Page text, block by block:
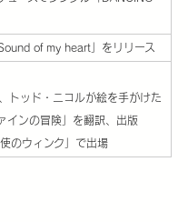
of my heart」をリリース
トッド・ニコルが絵を手がけた
インの冒険」を翻訳、出版
のウィンク」で出場